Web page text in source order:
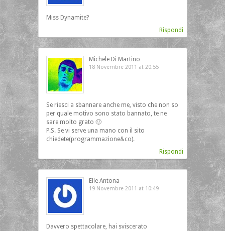
Miss Dynamite?
Rispondi
Michele Di Martino
18 Novembre 2011 at 20:55
Se riesci a sbannare anche me, visto che non so
per quale motivo sono stato bannato, te ne
sare molto grato 🙂
P.S. Se vi serve una mano con il sito
chiedete(programmazione&co).
Rispondi
Elle Antona
19 Novembre 2011 at 10:49
Davvero spettacolare, hai sviscerato